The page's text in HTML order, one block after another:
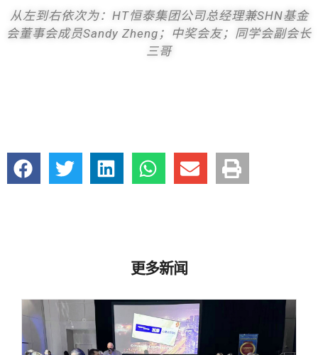
从左到右依次为：HT恒泰集团公司总经理兼SHN基金
会董事会成员Sandy Zheng；中奖会友；同学会副会长
三哥
更多新闻